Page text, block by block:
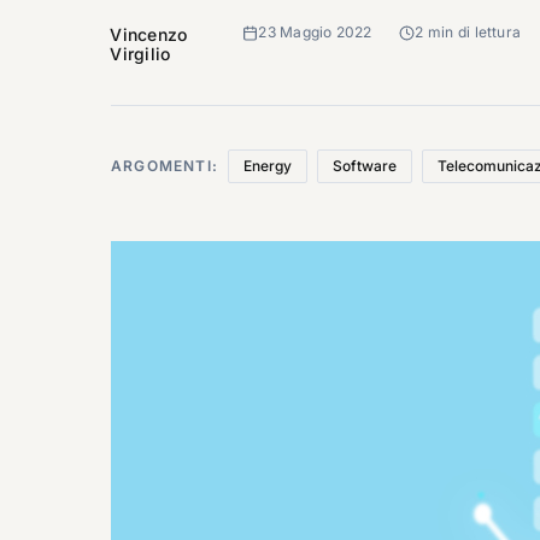
Vincenzo
Virgilio
23 Maggio 2022 2 min di lettura
ARGOMENTI: Energy Software